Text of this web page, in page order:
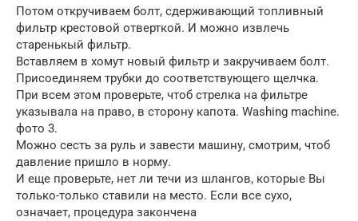
Потом откручиваем болт, сдерживающий топливный
фильтр крестовой отверткой. И можно извлечь
старенькый фильтр.
Вставляем в хомут новый фильтр и закручиваем болт.
Присоединяем трубки до соответствующего щелчка.
При всем этом проверьте, чтоб стрелка на фильтре
указывала на право, в сторону капота. Washing machine.
фото 3.
Можно сесть за руль и завести машину, смотрим, чтоб
давление пришло в норму.
И еще проверьте, нет ли течи из шлангов, которые Вы
только-только ставили на место. Если все сухо,
означает, процедура закончена